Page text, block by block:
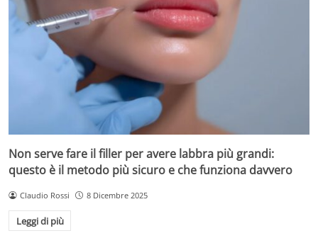
Non serve fare il filler per avere labbra più grandi:
questo è il metodo più sicuro e che funziona davvero
Claudio Rossi 8 Dicembre 2025
Leggi di più